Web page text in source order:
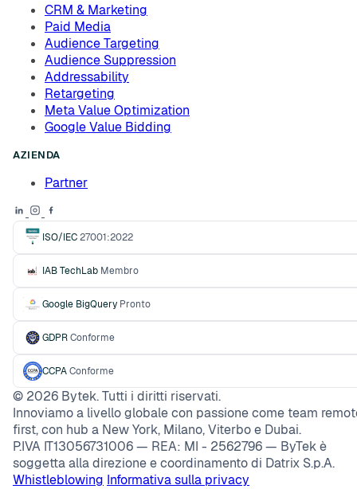
CRM & Marketing
Paid Media
Audience Targeting
Audience Suppression
Addressability
Retargeting
Meta Value Optimization
Google Value Bidding
AZIENDA
Partner
ISO/IEC27001:2022
IAB TechLab Membro
Google BigQuery Pronto
GDPRConforme
CCPAConforme
© 2026 Bytek. Tutti i diritti riservati.
Innoviamo a livello globale con passione come team
first, con hub a New York, Milano, Viterbo e Dubai.
P.IVA IT13056731006 — REA: MI - 2562796 — ByTek è
soggetta alla direzione e coordinamento di Datrix S.p.A.
Whistleblowing Informativa sulla privacy